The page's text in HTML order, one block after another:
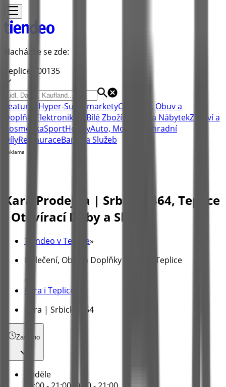
Nacházíte se zde:
Teplice - 00135
Featured Hyper-SupermarketyOblečení, Obuv a
Doplňky
Elektronika a Bílé Zboží Bydlení a NábytekZdraví a
KosmetikaSportHobbyAuto, Moto a Náhradní
DílyRestauraceBanky a Služeb
Reklama
Kara Prodejna | Srbická 464, Teplice
- Otevírací Doby a Slevy
Tiendeo v Teplice»
Oblečení, Obuv a Doplňky nabídky Teplice
»
Kara i Teplice
Kara | Srbická 464
Zavřeno
Nedĕle